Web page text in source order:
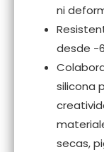
ni
desde -
silicona
secas,